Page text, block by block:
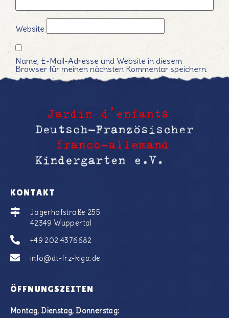
Website
Name, E-Mail-Adresse und Website in diesem
Browser für meinen nächsten Kommentar speichern.
KONTAKT
Jägerhofstraße 255
42349 Wuppertal
+49 202 4376682
info@dt-frz-kiga.de
ÖFFNUNGSZEITEN
Montag, Dienstag, Donnerstag: